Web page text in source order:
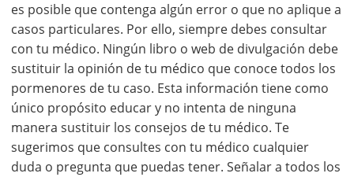
es posible que contenga algún error o que no aplique a
casos particulares. Por ello, siempre debes consultar
con tu médico. Ningún libro o web de divulgación debe
sustituir la opinión de tu médico que conoce todos los
pormenores de tu caso. Esta información tiene como
único propósito educar y no intenta de ninguna
manera sustituir los consejos de tu médico. Te
sugerimos que consultes con tu médico cualquier
duda o pregunta que puedas tener. Señalar a todos los